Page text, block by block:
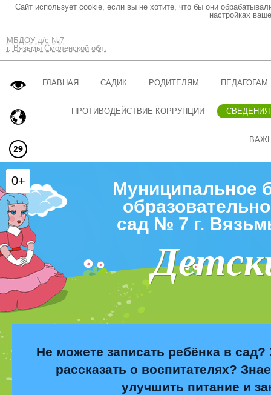
Сайт использует cookie, если вы не хотите, что бы они
настройках
МБДОУ д/с №7
г. Вязьмы Смоленской обл.
ГЛАВНАЯ САДИК РОДИТЕЛЯМ ПЕДАГОГАМ
ПРОТИВОДЕЙСТВИЕ КОРРУПЦИИ
Муниципальное
сад № 7 г.
Не можете записать ребёнка в сад?
рассказать о воспитателях?
улучшить питание и
0+